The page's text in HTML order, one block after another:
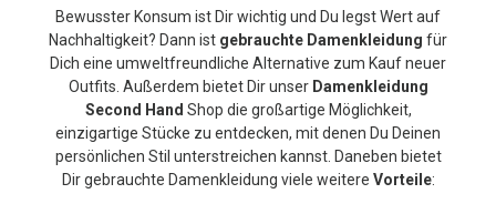
Bewusster Konsum ist Dir wichtig und Du legst Wert auf
Nachhaltigkeit? Dann ist gebrauchte Damenkleidung für
Dich eine umweltfreundliche Alternative zum Kauf neuer
Outfits. Außerdem bietet Dir unser Damenkleidung
Second Hand Shop die großartige Möglichkeit,
einzigartige Stücke zu entdecken, mit denen Du Deinen
persönlichen Stil unterstreichen kannst. Daneben bietet
Dir gebrauchte Damenkleidung viele weitere Vorteile: